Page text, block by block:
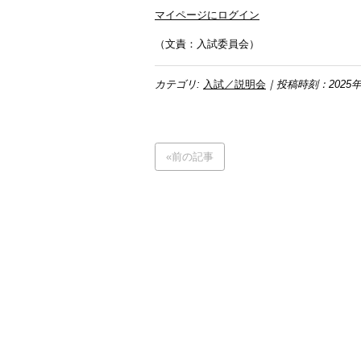
マイページにログイン
（文責：入試委員会）
カテゴリ: 入試／説明会 ｜投稿時刻：2025
«前の記事